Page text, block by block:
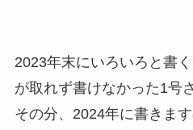
2023年末にいろいろと書
が取れず書けなかった1号
その分、2024年に書きま